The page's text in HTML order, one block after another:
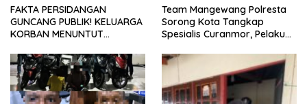
FAKTA PERSIDANGAN
GUNCANG PUBLIK! KELUARGA
KORBAN MENUNTUT
TUNTUTAN DITUNDA
Team Mangewang Polresta
Sorong Kota Tangkap
Spesialis Curanmor, Pelaku